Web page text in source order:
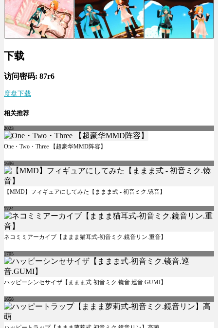
下载
访问密码: 87r6
度盘下载
相关推荐
2023
One・Two・Three 【超豪华MMD阵容】
1696
【MMD】フィギュアにしてみた【ままま式 - 初音ミク.镜音】
1724
ネコミミアーカイブ【ままま猫耳式-初音ミク.鏡音リン.重音】
1705
ハッピーシンセサイザ【ままま式-初音ミク.镜音.巡音.GUMI】
1658